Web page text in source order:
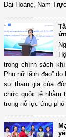
Đại Hoàng, Nam
trong chính sách
Phụ nữ lãnh đạo”
sự tham gia của
chức quốc tế nhằm
trong nỗ lực ứng